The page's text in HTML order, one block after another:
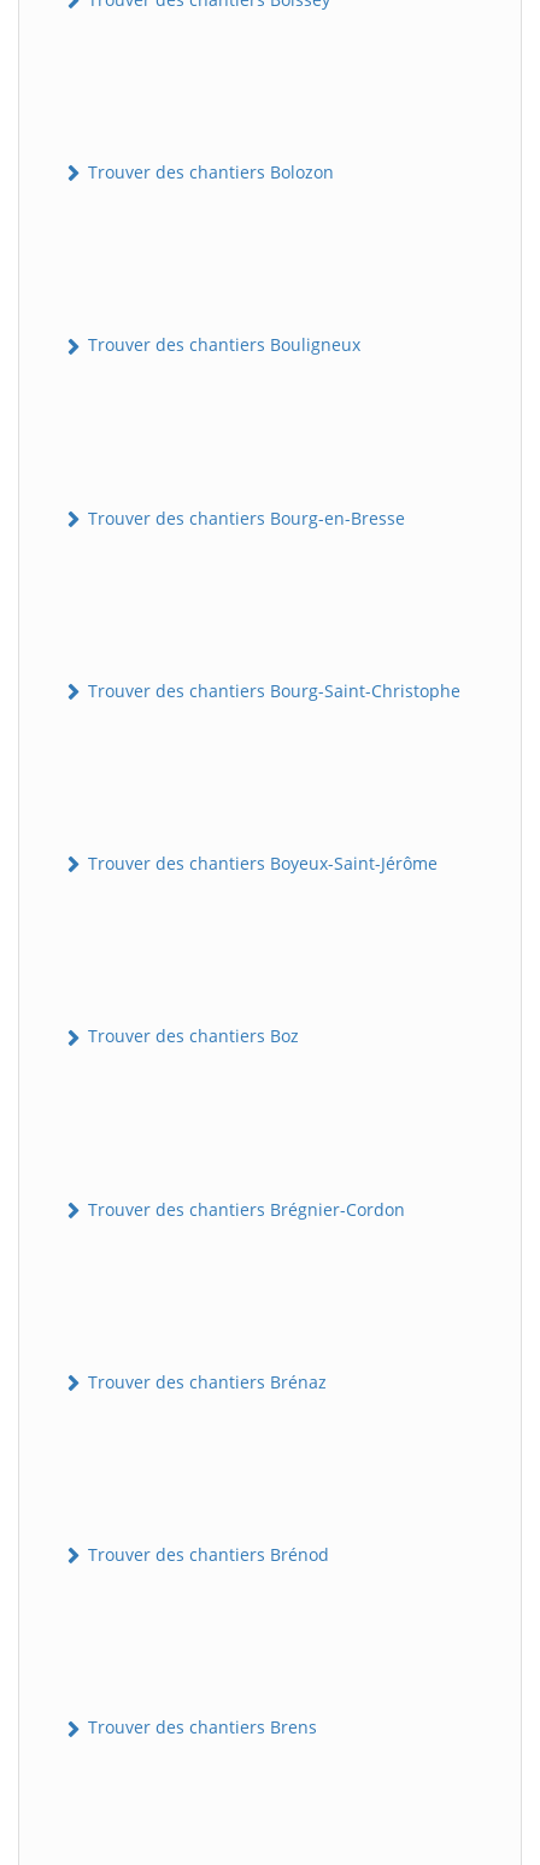
Trouver des chantiers Bolozon
Trouver des chantiers Bouligneux
Trouver des chantiers Bourg-en-Bresse
Trouver des chantiers Bourg-Saint-Christophe
Trouver des chantiers Boyeux-Saint-Jérôme
Trouver des chantiers Boz
Trouver des chantiers Brégnier-Cordon
Trouver des chantiers Brénaz
Trouver des chantiers Brénod
Trouver des chantiers Brens